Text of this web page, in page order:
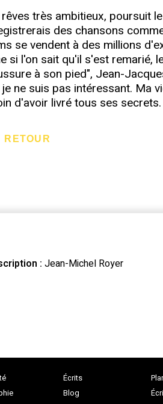
très ambitieux, poursuit
des chansons
se vendent à des millions
si l'on sait qu'il s'est remarié,
à son pied", Jean-
ne suis pas intéressant. Ma
d'avoir livré tous ses secrets.
RETOUR
: Jean-Michel Royer
Écrits
Blog